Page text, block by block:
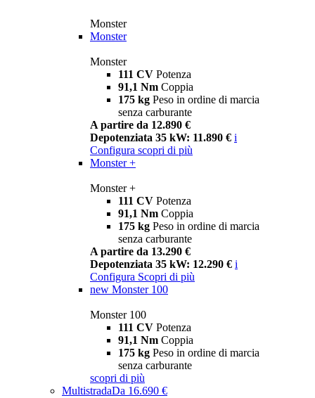
Monster
Monster
Monster
111 CV Potenza
91,1 Nm Coppia
175 kg Peso in ordine di marcia
senza carburante
A partire da 12.890 €
Depotenziata 35 kW: 11.890 € i
Configura scopri di più
Monster +
Monster +
111 CV Potenza
91,1 Nm Coppia
175 kg Peso in ordine di marcia
senza carburante
A partire da 13.290 €
Depotenziata 35 kW: 12.290 € i
Configura Scopri di più
new Monster 100
Monster 100
111 CV Potenza
91,1 Nm Coppia
175 kg Peso in ordine di marcia
senza carburante
scopri di più
MultistradaDa 16.690 €